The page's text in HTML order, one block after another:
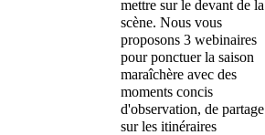
mettre sur le devant de la
scène. Nous vous
proposons 3 webinaires
pour ponctuer la saison
maraîchère avec des
moments concis
d'observation, de partage
sur les itinéraires